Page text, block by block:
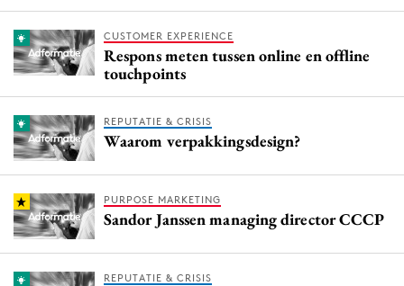
CUSTOMER EXPERIENCE
Respons meten tussen online en offline
touchpoints
REPUTATIE & CRISIS
Waarom verpakkingsdesign?
PURPOSE MARKETING
Sandor Janssen managing director CCCP
REPUTATIE & CRISIS